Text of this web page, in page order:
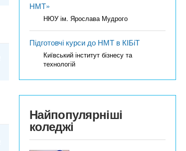
НМТ»
НЮУ ім. Ярослава Мудрого
Підготовчі курси до НМТ в КІБіТ
Київський інститут бізнесу та
технологій
Найпопулярніші
коледжі